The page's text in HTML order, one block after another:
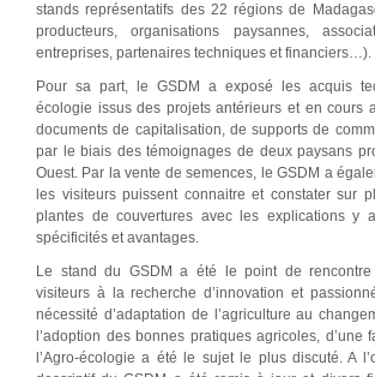
stands représentatifs des 22 régions de
producteurs, organisations paysannes,
entreprises, partenaires techniques et financiers…).
Pour sa part, le GSDM a exposé les acquis
écologie issus des projets antérieurs et en cours
documents de capitalisation, de supports de
par le biais des témoignages de deux paysans
Ouest. Par la vente de semences, le GSDM a
les visiteurs puissent connaitre et constater sur
plantes de couvertures avec les explications y
spécificités et avantages.
Le stand du GSDM a été le point de rencontre
visiteurs à la recherche d’innovation et
nécessité d’adaptation de l’agriculture au
l’adoption des bonnes pratiques agricoles, d’une
l’Agro-écologie a été le sujet le plus discuté. A